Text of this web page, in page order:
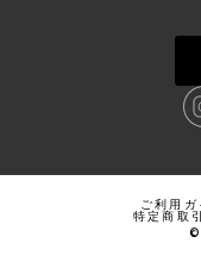
ご利用ガ
特定商取
©